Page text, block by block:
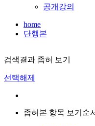
공개강의
home
단행본
검색결과 좁혀 보기
선택해제
좁혀본 항목 보기순